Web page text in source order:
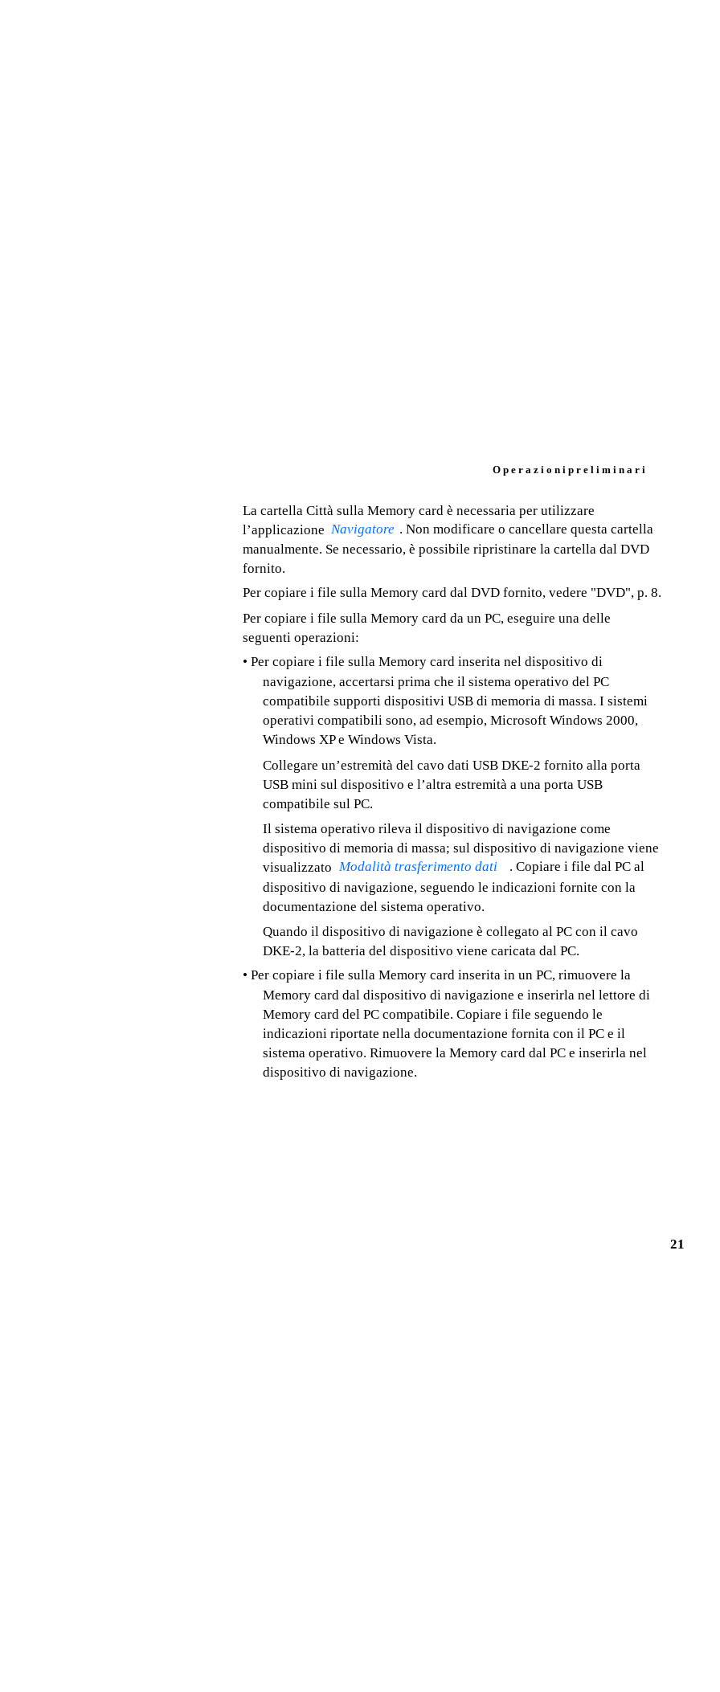
O p e r a z i o n i p r e l i m i n a r i
21
La cartella Città sulla Memory card è necessaria per utilizzare
l’applicazione Navigatore . Non modificare o cancellare questa cartella
manualmente. Se necessario, è possibile ripristinare la cartella dal DVD
fornito.
Per copiare i file sulla Memory card dal DVD fornito, vedere "DVD", p. 8.
Per copiare i file sulla Memory card da un PC, eseguire una delle
seguenti operazioni:
• Per copiare i file sulla Memory card inserita nel dispositivo di
navigazione, accertarsi prima che il sistema operativo del PC
compatibile supporti dispositivi USB di memoria di massa. I sistemi
operativi compatibili sono, ad esempio, Microsoft Windows 2000,
Windows XP e Windows Vista.
Collegare un’estremità del cavo dati USB DKE-2 fornito alla porta
USB mini sul dispositivo e l’altra estremità a una porta USB
compatibile sul PC.
Il sistema operativo rileva il dispositivo di navigazione come
dispositivo di memoria di massa; sul dispositivo di navigazione viene
visualizzato Modalità trasferimento dati
. Copiare i file dal PC al
dispositivo di navigazione, seguendo le indicazioni fornite con la
documentazione del sistema operativo.
Quando il dispositivo di navigazione è collegato al PC con il cavo
DKE-2, la batteria del dispositivo viene caricata dal PC.
• Per copiare i file sulla Memory card inserita in un PC, rimuovere la
Memory card dal dispositivo di navigazione e inserirla nel lettore di
Memory card del PC compatibile. Copiare i file seguendo le
indicazioni riportate nella documentazione fornita con il PC e il
sistema operativo. Rimuovere la Memory card dal PC e inserirla nel
dispositivo di navigazione.